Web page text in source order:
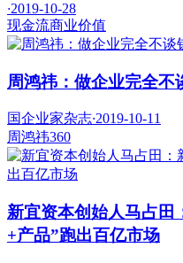
·2019-10-28
现金流商业价值
周鸿祎：做企业完全不
国企业家杂志·2019-10-11
周鸿祎360
新宜资本创始人马占田
+产品”跑出百亿市场